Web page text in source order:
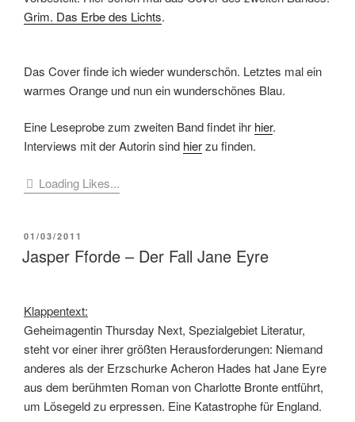
Grim. Das Erbe des Lichts.
Das Cover finde ich wieder wunderschön. Letztes mal ein
warmes Orange und nun ein wunderschönes Blau.
Eine Leseprobe zum zweiten Band findet ihr hier.
Interviews mit der Autorin sind hierzu finden.
Loading Likes...
VERÖFFENTLICHT
AM
01/03/2011
Jasper Fforde – Der Fall Jane Eyre
Klappentext:
Geheimagentin Thursday Next, Spezialgebiet Literatur,
steht vor einer ihrer größten Herausforderungen: Niemand
anderes als der Erzschurke Acheron Hades hat Jane Eyre
aus dem berühmten Roman von Charlotte Bronte entführt,
um Lösegeld zu erpressen. Eine Katastrophe für England.